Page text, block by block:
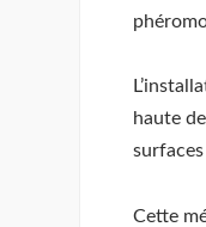
haute
surfaces
Cette